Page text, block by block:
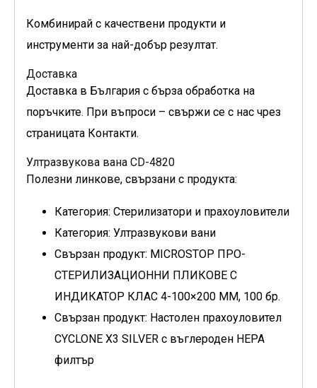
Комбинирай с качествени продукти и
инструменти за най-добър резултат.
Доставка
Доставка в България с бърза обработка на
поръчките. При въпроси – свържи се с нас чрез
страницата Контакти.
Ултразвукова вана CD-4820
Полезни линкове, свързани с продукта:
Категория: Стерилизатори и прахоуловители
Категория: Ултразвукови вани
Свързан продукт: MICROSTOP ПРО-
СТЕРИЛИЗАЦИОННИ ПЛИКОВЕ С
ИНДИКАТОР КЛАС 4-100×200 MM, 100 бр.
Свързан продукт: Настолен прахоуловител
CYCLONE X3 SILVER с въглероден HEPA
филтър